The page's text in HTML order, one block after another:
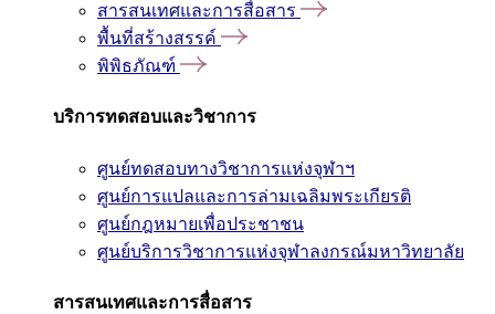
สารสนเทศและการสื่อสาร
พื้นที่สร้างสรรค์
พิพิธภัณฑ์
บริการทดสอบและวิชาการ
ศูนย์ทดสอบทางวิชาการแห่งจุฬาฯ
ศูนย์การแปลและการล่ามเฉลิมพระเกียรติ
ศูนย์กฎหมายเพื่อประชาชน
ศูนย์บริการวิชาการแห่งจุฬาลงกรณ์มหาวิทยาลัย
สารสนเทศและการสื่อสาร